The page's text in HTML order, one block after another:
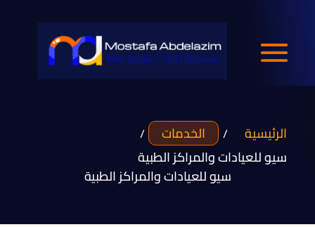
الرئيسية / الخدمات /
سيو للعيادات والمراكز الطبية
سيو للعيادات والمراكز الطبية